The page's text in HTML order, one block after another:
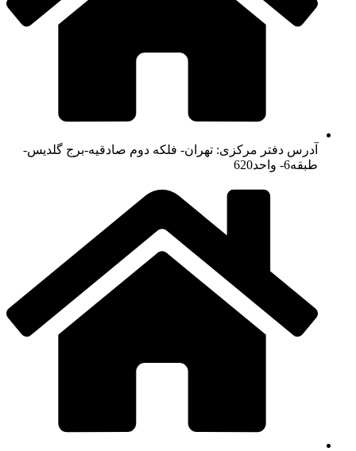
آدرس دفتر مرکزی: تهران- فلکه دوم صادقیه-برج گلدیس-
طبقه6- واحد620